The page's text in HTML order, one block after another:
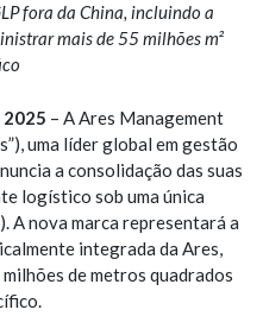
fora da China, incluindo a
mais de 55 milhões m²
2025 – A Ares Management
uma líder global em gestão
a consolidação das suas
logístico sob uma única
A nova marca representará a
integrada da Ares,
de metros quadrados